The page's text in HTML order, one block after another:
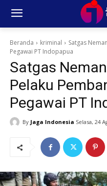
Beranda kriminal
Satgas
Pegawai PT Indopapua
Satgas
Pelaku
Pegawai PT
By Jaga Indonesia Selasa, 24